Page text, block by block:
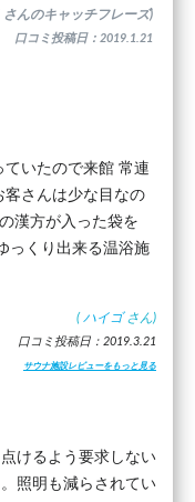
さんのキャッチフレーズ)
口コミ投稿日：2019.1.21
いたので来館 常連
客さんは少な目なの
漢方が入った袋を
っくり出来る温浴施
( ハイゴ さん)
口コミ投稿日：2019.3.21
サウナ施設レビューをもっと見る
けるよう要求しない
照明も減らされてい